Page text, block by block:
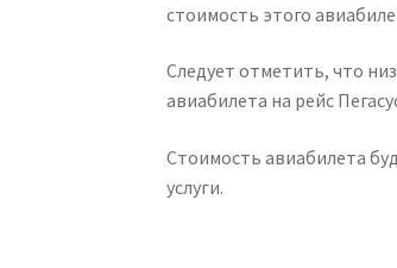
стоимость этого
Следует отметить, что
авиабилета на рейс
Стоимость авиабилета
услуги.